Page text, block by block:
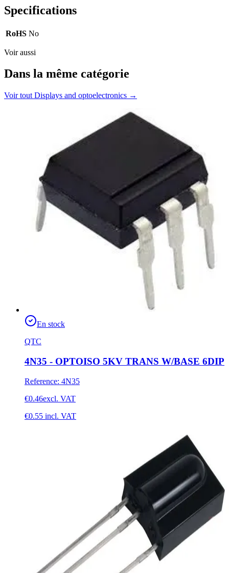
Specifications
RoHS No
Voir aussi
Dans la même catégorie
Voir tout Displays and optoelectronics →
En stock
QTC
4N35 - OPTOISO 5KV TRANS W/BASE 6DIP
Reference: 4N35
€0.46excl. VAT
€0.55 incl. VAT